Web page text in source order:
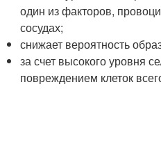
один из факторов,
сосудах;
снижает вероятность
за счет высокого уровня
повреждением клеток